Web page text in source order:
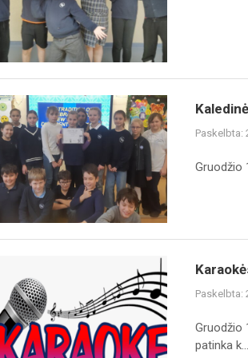
Paskelbta:
Gruodžio
Paskelbta:
Gruodžio
patinka k...